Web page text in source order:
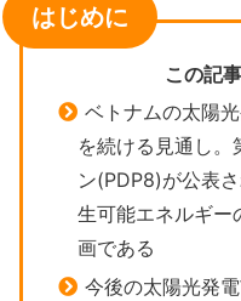
はじめに
この記
ベトナムの太陽
を続ける見通し
ン(PDP8)が公表
生可能エネルギー
画である
今後の太陽光発